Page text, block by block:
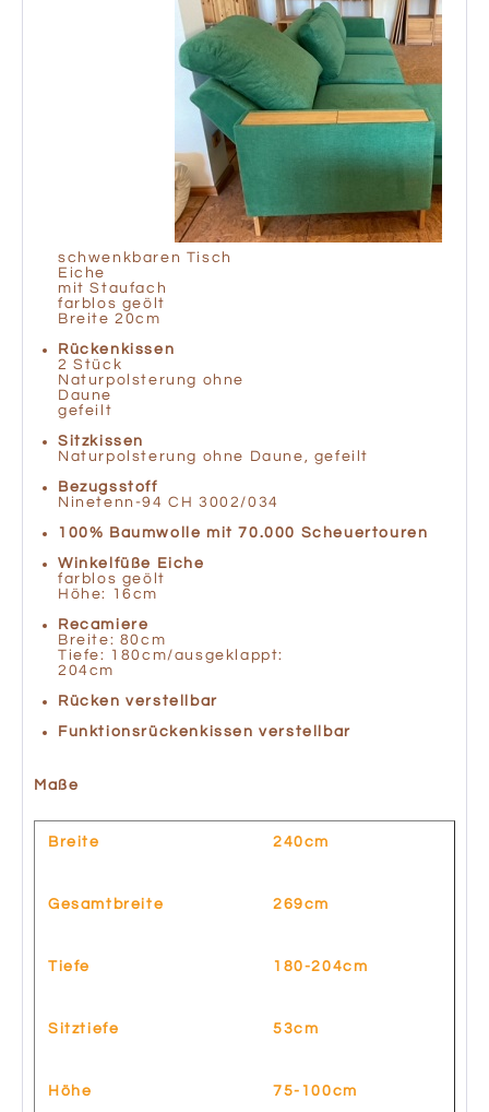
schwenkbaren Tisch
Eiche
mit Staufach
farblos geölt
Breite 20cm
Rückenkissen
2 Stück
Naturpolsterung ohne
gefeilt
Sitzkissen
Naturpolsterung ohne Daune, gefeilt
Bezugsstoff
Ninetenn-94 CH 3002/034
100% Baumwolle mit 70.000 Scheuertouren
Winkelfüße Eiche
farblos geölt
Höhe: 16cm
Recamiere
Breite: 80cm
Tiefe: 180cm/ausgeklappt:
Rücken verstellbar
Funktionsrückenkissen verstellbar
Maße
Breite 240cm
Gesamtbreite 269cm
Tiefe 180-204cm
Sitztiefe 53cm
Höhe 75-100cm